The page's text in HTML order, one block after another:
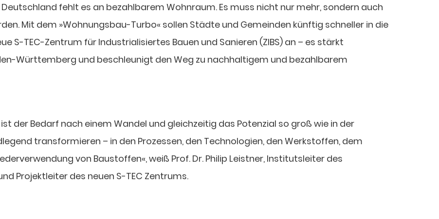
fehlt es an bezahlbarem Wohnraum. Es muss nicht nur mehr, sondern auch
Mit dem »Wohnungsbau-Turbo« sollen Städte und Gemeinden künftig schneller in die
S-TEC-Zentrum für Industrialisiertes Bauen und Sanieren (ZIBS) an – es stärkt
Württemberg und beschleunigt den Weg zu nachhaltigem und bezahlbarem
der Bedarf nach einem Wandel und gleichzeitig das Potenzial so groß wie in der
transformieren – in den Prozessen, den Technologien, den Werkstoffen, dem
von Baustoffen«, weiß Prof. Dr. Philip Leistner, Institutsleiter des
Projektleiter des neuen S-TEC Zentrums.